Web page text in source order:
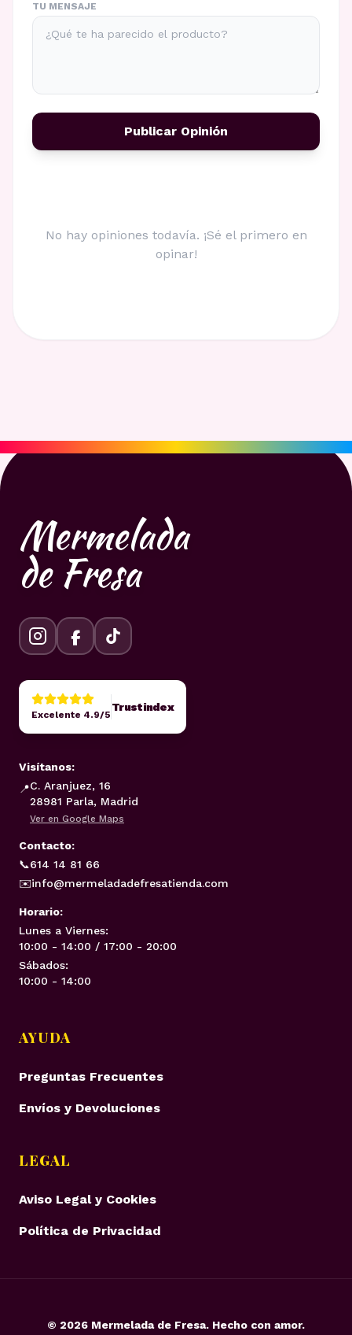
TU MENSAJE
Publicar Opinión
No hay opiniones todavía. ¡Sé el primero en
opinar!
Mermelada
de Fresa
Excelente 4.9/5
Trustindex
Visítanos:
📍C. Aranjuez, 16
28981 Parla, Madrid
Ver en Google Maps
Contacto:
📞614 14 81 66
✉️info@mermeladadefresatienda.com
Horario:
Lunes a Viernes:
10:00 - 14:00 / 17:00 - 20:00
Sábados:
10:00 - 14:00
AYUDA
Preguntas Frecuentes
Envíos y Devoluciones
LEGAL
Aviso Legal y Cookies
Política de Privacidad
© 2026 Mermelada de Fresa. Hecho con amor.